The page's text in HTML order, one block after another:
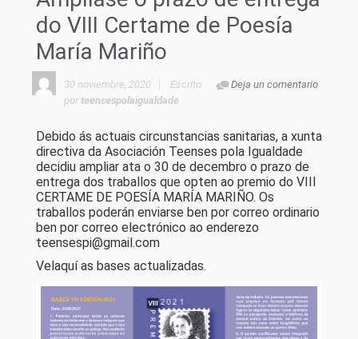
do VIII Certame de Poesía
María Mariño
30 noviembre, 2020 Deja un comentario
Escrito
porteensespolaigualdade
Debido ás actuais circunstancias sanitarias, a xunta
directiva da Asociación Teenses pola Igualdade
decidiu ampliar ata o 30 de decembro o prazo de
entrega dos traballos que opten ao premio do VIII
CERTAME DE POESÍA MARÍA MARIÑO. Os
traballos poderán enviarse ben por correo ordinario
ben por correo electrónico ao enderezo
teensespi@gmail.com
Velaquí as bases actualizadas.